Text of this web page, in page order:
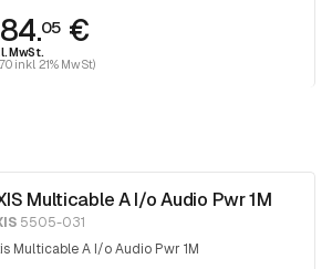
05 €
MwSt.
inkl. 21% MwSt)
Multicable A I/o Audio Pwr 1M
5505-031
Multicable A I/o Audio Pwr 1M